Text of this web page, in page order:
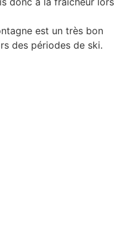
est un très bon
des périodes de ski.